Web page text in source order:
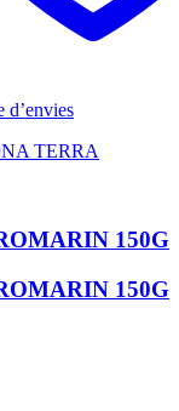
d’envies
TERRA
150G
150G